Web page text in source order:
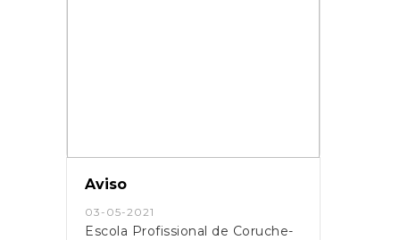
Aviso
03-05-2021
Escola Profissional de Coruche-